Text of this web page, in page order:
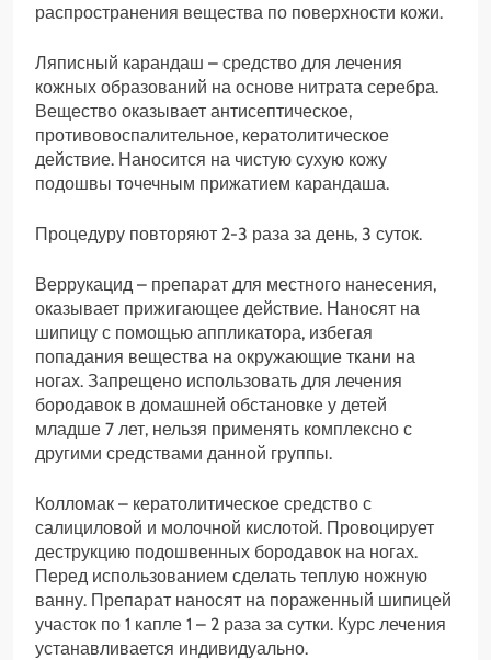
распространения вещества по поверхности кожи.
Ляписный карандаш – средство для лечения
кожных образований на основе нитрата серебра.
Вещество оказывает антисептическое,
противовоспалительное, кератолитическое
действие. Наносится на чистую сухую кожу
подошвы точечным прижатием карандаша.
Процедуру повторяют 2-3 раза за день, 3 суток.
Веррукацид – препарат для местного нанесения,
оказывает прижигающее действие. Наносят на
шипицу с помощью аппликатора, избегая
попадания вещества на окружающие ткани на
ногах. Запрещено использовать для лечения
бородавок в домашней обстановке у детей
младше 7 лет, нельзя применять комплексно с
другими средствами данной группы.
Колломак – кератолитическое средство с
салициловой и молочной кислотой. Провоцирует
деструкцию подошвенных бородавок на ногах.
Перед использованием сделать теплую ножную
ванну. Препарат наносят на пораженный шипицей
участок по 1 капле 1 – 2 раза за сутки. Курс лечения
устанавливается индивидуально.